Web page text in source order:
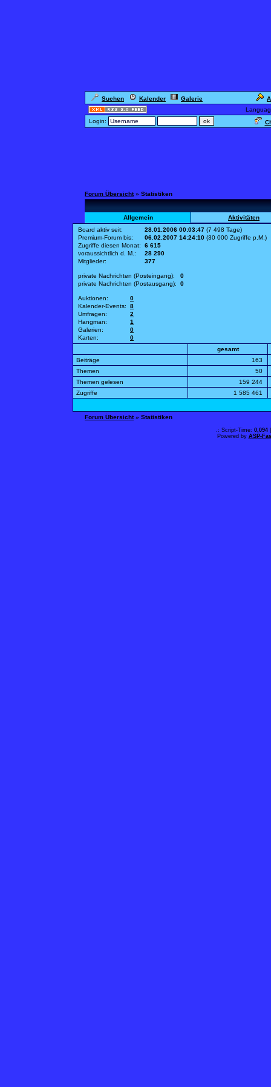
Suchen Kalender Galerie
Login:
Forum Übersicht» Statistiken
Allgemein
Aktivitäten
Board aktiv seit:
28.01.2006 00:03:47 (7 498 Tage)
Premium-Forum bis:
06.02.2007 14:24:10 (30 000 Zugriffe p.M.)
Zugriffe diesen Monat:
6 615
voraussichtlich d. M.:
28 290
Mitglieder:
377
private Nachrichten (Posteingang):
0
private Nachrichten (Postausgang):
0
Auktionen:
0
Kalender-Events:
8
Umfragen:
2
Hangman:
1
Galerien:
0
Karten:
0
gesamt
Beiträge
163
Themen
50
Themen gelesen
159 244
Zugriffe
1 585 461
Forum Übersicht» Statistiken
.: Script-Time: 0,094
Powered by ASP-